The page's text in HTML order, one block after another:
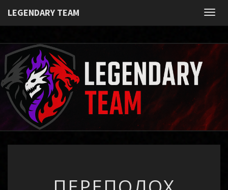
LEGENDARY TEAM
TEAM
Игровое
Сообщество
СЕРЕДИНЫ
Вход